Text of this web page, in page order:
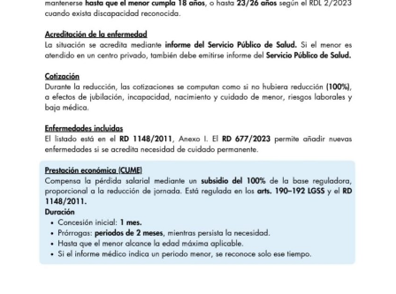
enfermedad
grave
(CUME).